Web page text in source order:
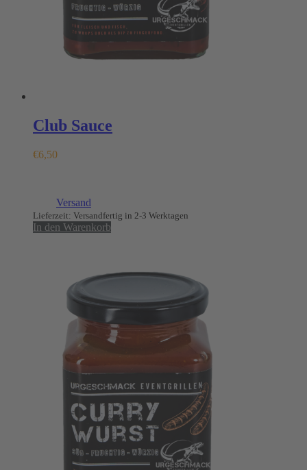
Club Sauce
€6,50
Versand
Lieferzeit: Versandfertig in 2-3 Werktagen
In den Warenkorb